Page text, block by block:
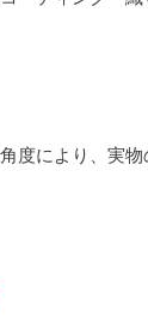
度により、実物